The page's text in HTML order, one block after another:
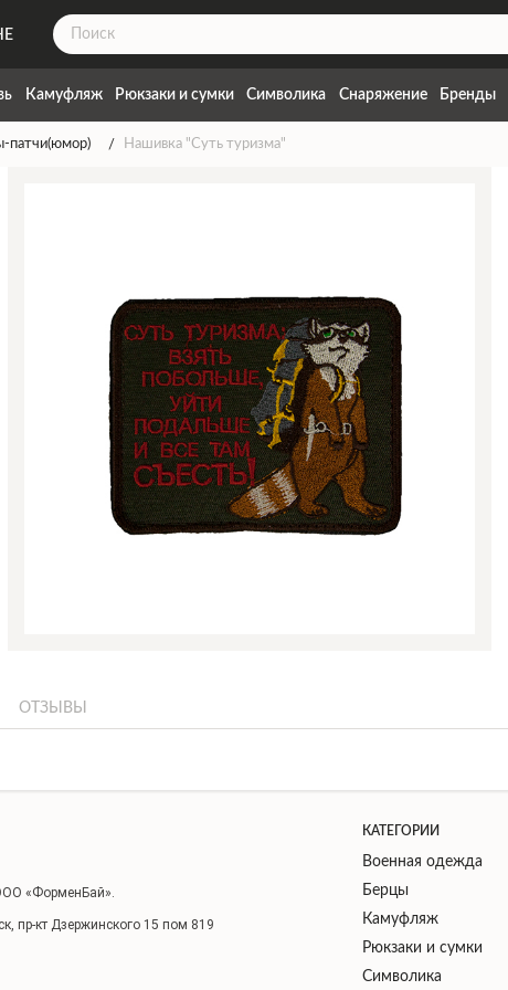
Камуфляж Рюкзаки и сумки Символика Снаряжение Бренды
патчи(юмор) Нашивка "Суть туризма"
ОТЗЫВЫ
«ФорменБай».
пр-кт Дзержинского 15 пом 819
КАТЕГОРИИ
Военная одежда
Берцы
Камуфляж
Рюкзаки и сумки
Символика